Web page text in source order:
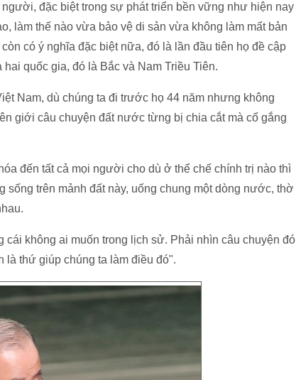
đặc biệt trong sự phát triển bền vững như hiện nay
làm thế nào vừa bảo vệ di sản vừa không làm mất bản
có ý nghĩa đặc biệt nữa, đó là lần đầu tiên họ đề cập
quốc gia, đó là Bắc và Nam Triều Tiên.
Nam, dù chúng ta đi trước họ 44 năm nhưng không
giới câu chuyện đất nước từng bị chia cắt mà cố gắng
đến tất cả mọi người cho dù ở thể chế chính trị nào thì
sống trên mảnh đất này, uống chung một dòng nước, thờ
không ai muốn trong lịch sử. Phải nhìn câu chuyện đó
là thứ giúp chúng ta làm điều đó".